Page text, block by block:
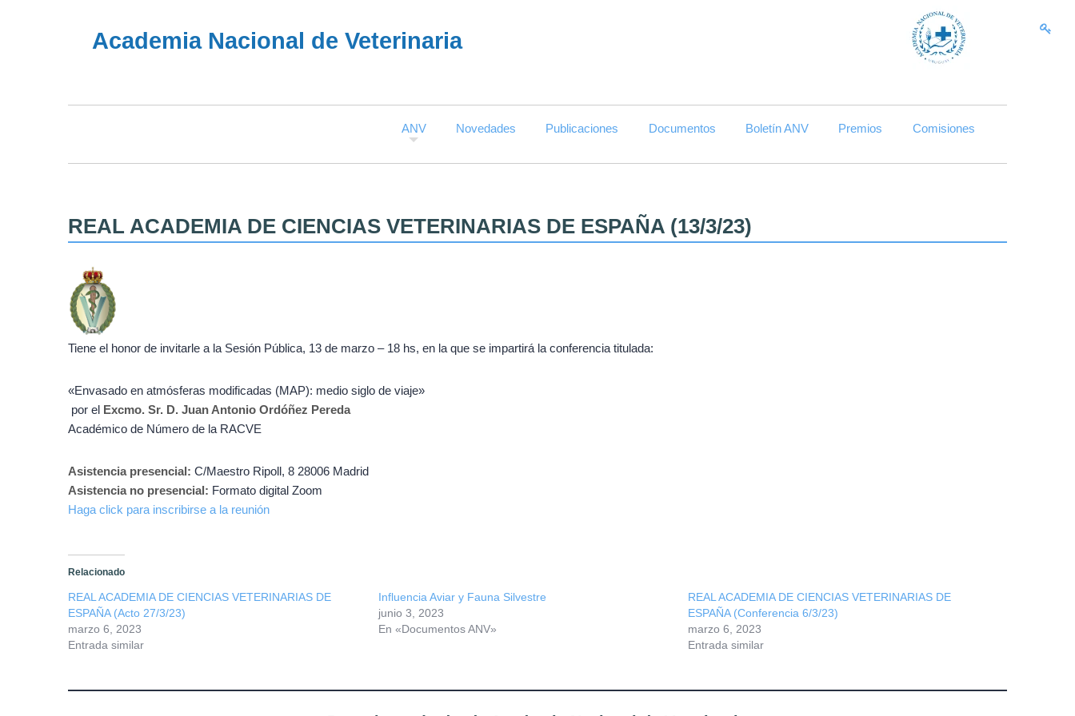
Academia Nacional de Veterinaria
ANV Novedades Publicaciones Documentos Boletín ANV Premios Comisiones
REAL ACADEMIA DE CIENCIAS VETERINARIAS DE ESPAÑA (13/3/23)
Tiene el honor de invitarle a la Sesión Pública, 13 de marzo – 18 hs, en la que se impartirá la conferencia titulada:
«Envasado en atmósferas modificadas (MAP): medio siglo de viaje»
por el
Excmo. Sr. D. Juan Antonio Ordóñez Pereda
Académico de Número de la RACVE
Asistencia presencial: C/Maestro Ripoll, 8 28006 Madrid
Asistencia no presencial: Formato digital Zoom
Haga click para inscribirse a la reunión
Relacionado
REAL ACADEMIA DE CIENCIAS VETERINARIAS DE
ESPAÑA (Acto 27/3/23)
marzo 6, 2023
Entrada similar
Influencia Aviar y Fauna Silvestre
junio 3, 2023
En «Documentos ANV»
REAL ACADEMIA DE CIENCIAS VETERINARIAS DE
ESPAÑA (Conferencia 6/3/23)
marzo 6, 2023
Entrada similar